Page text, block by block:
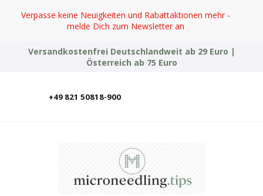
Zum Hauptinhalt springen
Verpasse keine Neuigkeiten und Rabattaktionen mehr -
melde Dich zum Newsletter an
Versandkostenfrei Deutschlandweit ab 29 Euro |
Österreich ab 75 Euro
+49 821 50818-900